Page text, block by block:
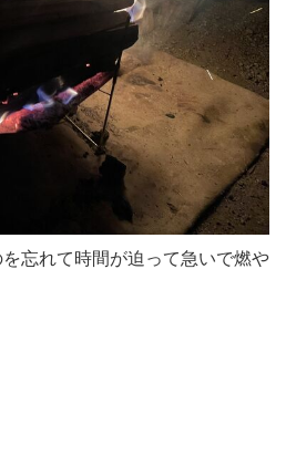
忘れて時間が迫って急いで燃や